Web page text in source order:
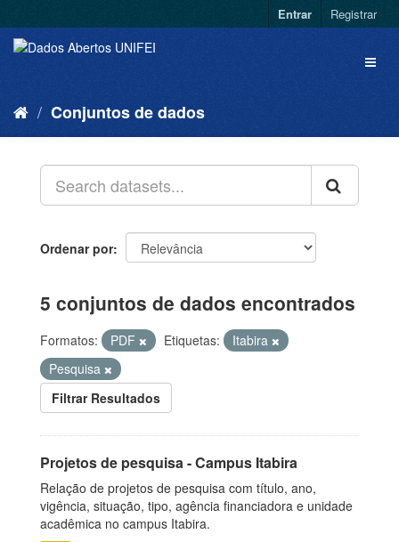
Entrar Registrar
Conjuntos de dados
Ordenar por
5 conjuntos de dados encontrados
Formatos: PDF Etiquetas:
Itabira
Pesquisa
Filtrar Resultados
Projetos de pesquisa - Campus Itabira
Relação de projetos de pesquisa com título, ano,
vigência, situação, tipo, agência financiadora e unidade
acadêmica no campus Itabira.